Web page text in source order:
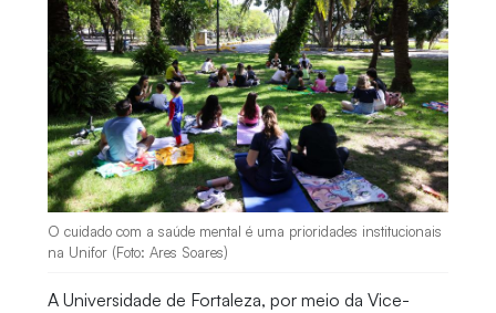
O cuidado com a saúde mental é uma prioridades institucionais
na Unifor (Foto: Ares Soares)
A Universidade de Fortaleza, por meio da Vice-